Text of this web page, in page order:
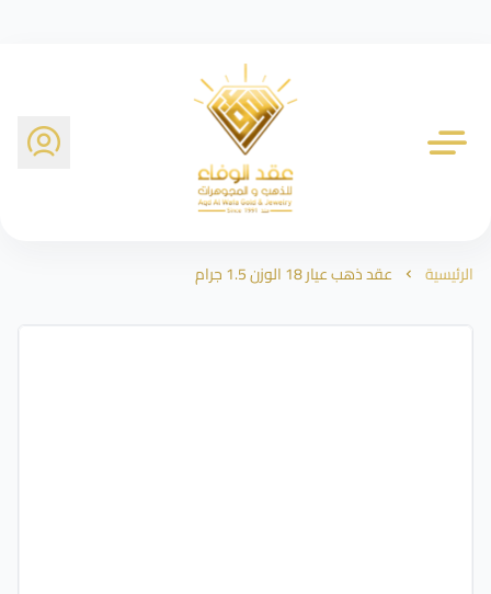
شركة عقد الوفاء للذهب
الرئيسية عقد ذهب عيار 18 الوزن 1.5 جرام